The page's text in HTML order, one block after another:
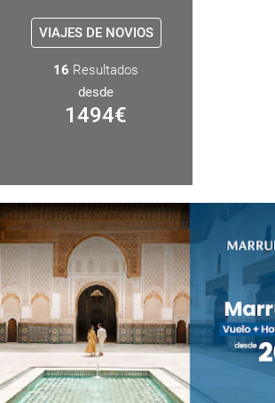
VIAJES DE NOVIOS
16 Resultados
desde
1494€